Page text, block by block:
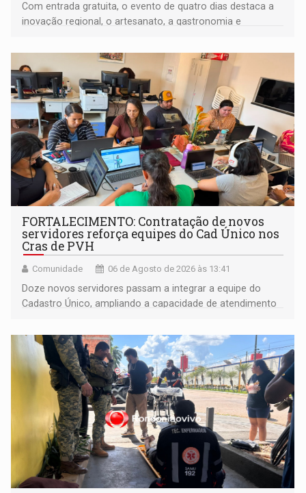
Com entrada gratuita, o evento de quatro dias destaca a
inovação regional, o artesanato, a gastronomia e
FORTALECIMENTO: Contratação de novos
servidores reforça equipes do Cad Único nos
Cras de PVH
Comunidade 06 de Agosto de 2026 às 13:41
Doze novos servidores passam a integrar a equipe do
Cadastro Único, ampliando a capacidade de atendimento